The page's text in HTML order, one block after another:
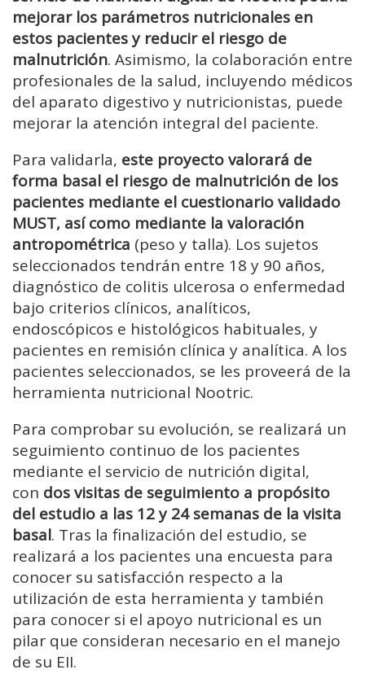
mejorar los parámetros nutricionales en
estos pacientes y reducir el riesgo de
malnutrición. Asimismo, la colaboración entre
profesionales de la salud, incluyendo médicos
del aparato digestivo y nutricionistas, puede
mejorar la atención integral del paciente.
Para validarla, este proyecto valorará de
forma basal el riesgo de malnutrición de los
pacientes mediante el cuestionario validado
MUST, así como mediante la valoración
antropométrica (peso y talla). Los sujetos
seleccionados tendrán entre 18 y 90 años,
diagnóstico de colitis ulcerosa o enfermedad
bajo criterios clínicos, analíticos,
endoscópicos e histológicos habituales, y
pacientes en remisión clínica y analítica. A los
pacientes seleccionados, se les proveerá de la
herramienta nutricional Nootric.
Para comprobar su evolución, se realizará un
seguimiento continuo de los pacientes
mediante el servicio de nutrición digital,
con dos visitas de seguimiento a propósito
del estudio a las 12 y 24 semanas de la visita
basal. Tras la finalización del estudio, se
realizará a los pacientes una encuesta para
conocer su satisfacción respecto a la
utilización de esta herramienta y también
para conocer si el apoyo nutricional es un
pilar que consideran necesario en el manejo
de su EII.